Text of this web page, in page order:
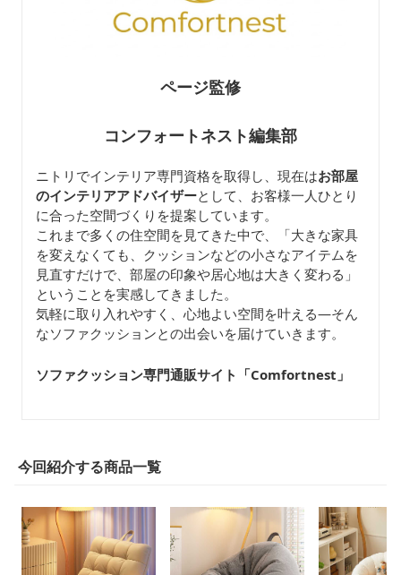
ページ監修
コンフォートネスト編集部
ニトリでインテリア専門資格を取得し、現在はお部屋
のインテリアアドバイザーとして、お客様一人ひとり
に合った空間づくりを提案しています。
これまで多くの住空間を見てきた中で、「大きな家具
を変えなくても、クッションなどの小さなアイテムを
見直すだけで、部屋の印象や居心地は大きく変わる」
ということを実感してきました。
気軽に取り入れやすく、心地よい空間を叶える—そん
なソファクッションとの出会いを届けていきます。
ソファクッション専門通販サイト「Comfortnest 」
今回紹介する商品一覧